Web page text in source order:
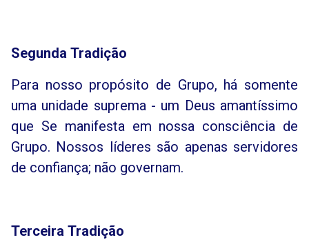
Segunda Tradição
Para nosso propósito de Grupo, há somente
uma unidade suprema - um Deus amantíssimo
que Se manifesta em nossa consciência de
Grupo. Nossos líderes são apenas servidores
de confiança; não governam.
Terceira Tradição